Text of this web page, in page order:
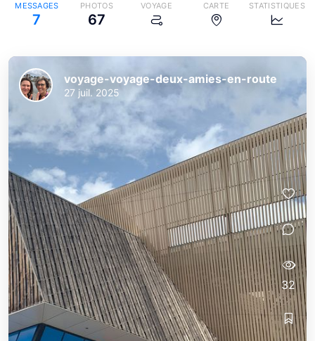
MESSAGES
7
PHOTOS
67
VOYAGE CARTE STATISTIQUES
voyage-voyage-deux-amies-en-route
27 juil. 2025
32